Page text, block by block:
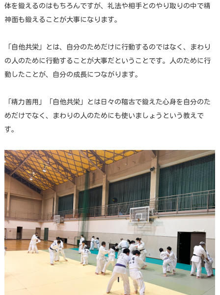
体を鍛えるのはもちろんですが、礼法や相手とのやり取りの中で精
神面も鍛えることが大事になります。
「自他共栄」とは、自分のためだけに行動するのではなく、まわり
の人のために行動することが大事だということです。人のために行
動したことが、自分の成長につながります。
「精力善用」「自他共栄」とは日々の稽古で鍛えた心身を自分のた
めだけでなく、まわりの人のためにも使いましょうという教えで
す。